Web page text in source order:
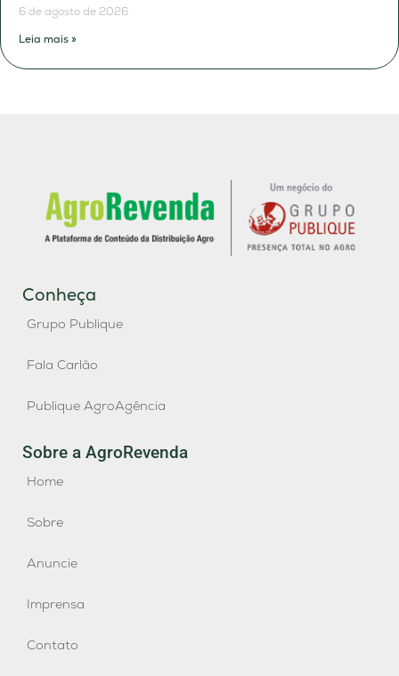
6 de agosto de 2026
Leia mais »
Conheça
Grupo Publique
Fala Carlão
Publique AgroAgência
Sobre a AgroRevenda
Home
Sobre
Anuncie
Imprensa
Contato